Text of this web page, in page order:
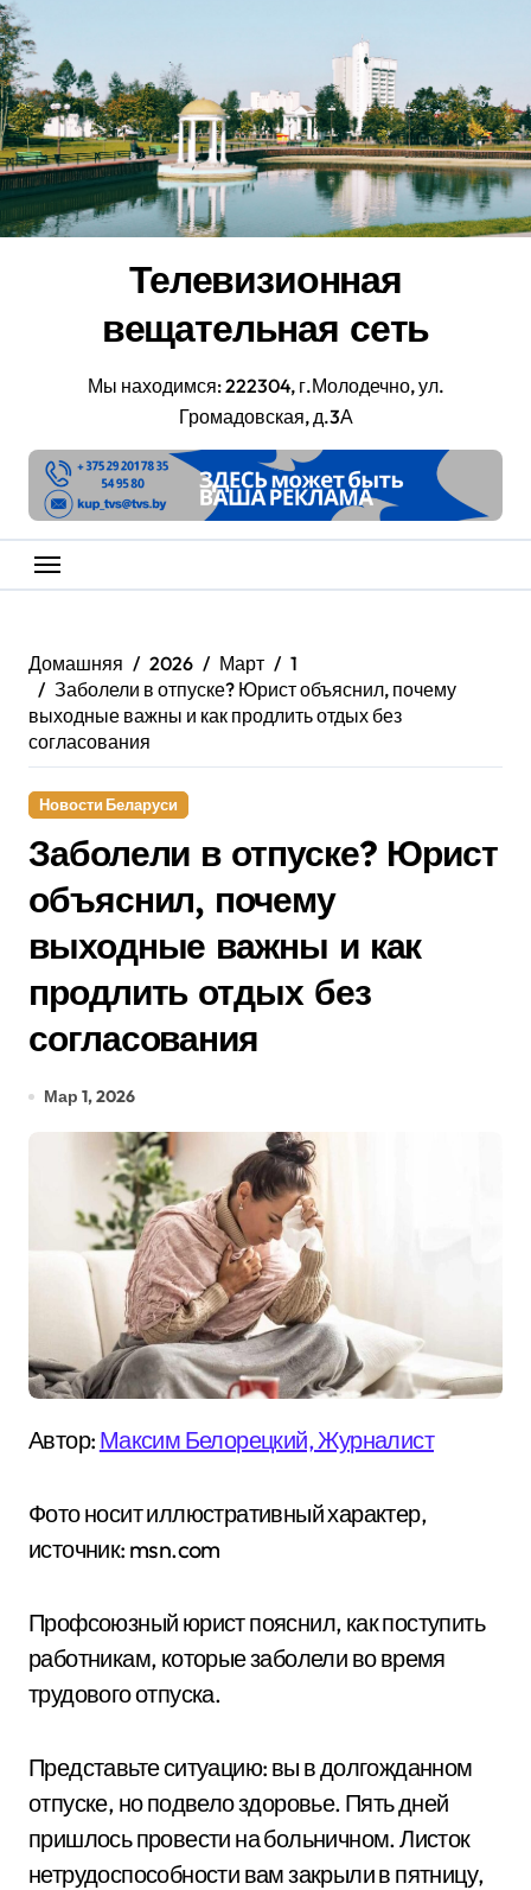
Перейти
к
содержанию
Телевизионная
вещательная сеть
Мы находимся: 222304, г.Молодечно, ул.
Громадовская, д.3А
Домашняя 2026 Март
1
Заболели в отпуске? Юрист объяснил, почему
выходные важны и как продлить отдых без
согласования
Новости Беларуси
Заболели в отпуске? Юрист
объяснил, почему
выходные важны и как
продлить отдых без
согласования
Мар 1, 2026
Автор: Максим Белорецкий, Журналист
Фото носит иллюстративный характер,
источник: msn.com
Профсоюзный юрист пояснил, как поступить
работникам, которые заболели во время
трудового отпуска.
Представьте ситуацию: вы в долгожданном
отпуске, но подвело здоровье. Пять дней
пришлось провести на больничном. Листок
нетрудоспособности вам закрыли в пятницу,